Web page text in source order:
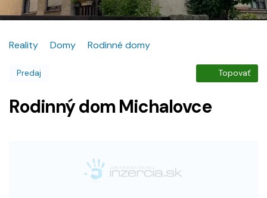
Reality Domy Rodinné domy
Predaj Topovať
Rodinný dom Michalovce